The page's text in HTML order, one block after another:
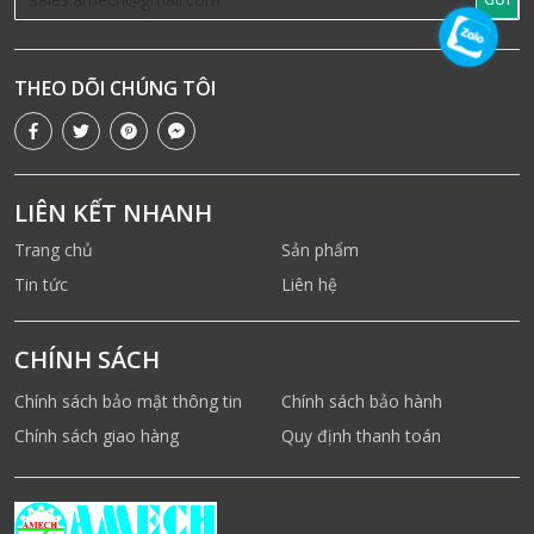
THEO DÕI CHÚNG TÔI
LIÊN KẾT NHANH
Trang chủ
Sản phẩm
Tin tức
Liên hệ
CHÍNH SÁCH
Chính sách bảo mật thông tin
Chính sách bảo hành
Chính sách giao hàng
Quy định thanh toán